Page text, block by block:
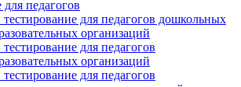
педагогов
для педагогов дошкольных
организаций
для педагогов
организаций
для педагогов